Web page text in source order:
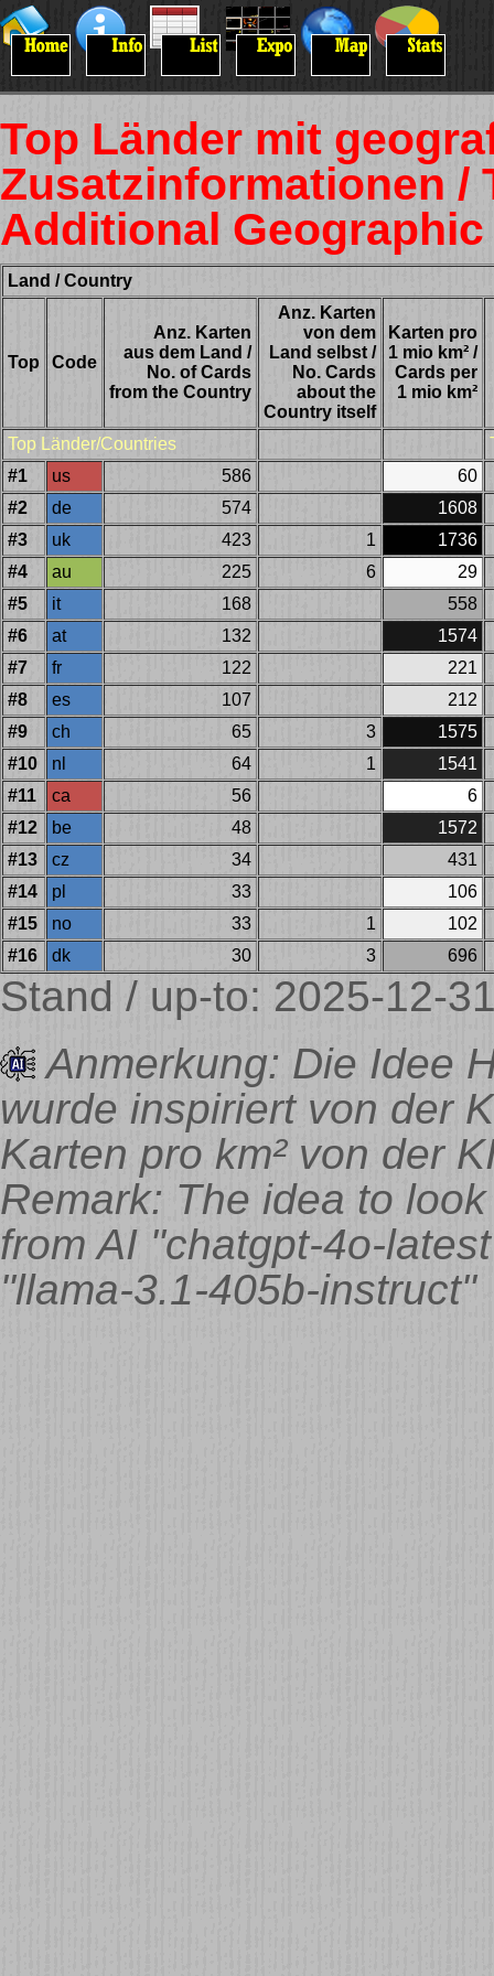
Top Länder mit
Zusatzinformationen /
Additional
Land / Country
Top Code
Anz. Karten
aus dem Land /
No. of Cards
from the Country
Anz. Karten
von dem
Land selbst /
No. Cards
about the
Country itself
Karten pro
1 mio km² /
Cards per
1 mio km²
Top Länder/Countries
#1
us 586
60
#2
de 574
1608
#3
uk 423 1
1736
#4
au 225 6
29
#5
it 168
558
#6
at 132
1574
#7
fr 122
221
#8
es 107
212
#9
ch 65 3
1575
#10
nl 64 1
1541
#11
ca 56
6
#12
be 48
1572
#13
cz 34
431
#14
pl 33
106
#15
no 33 1
102
#16
dk 30 3 696
Stand / up-to: 2025-12-
Anmerkung: Die Idee
wurde inspiriert von der
Karten pro km² von der
Remark: The idea to
from AI "chatgpt-4o-
"llama-3.1-405b-instruct"